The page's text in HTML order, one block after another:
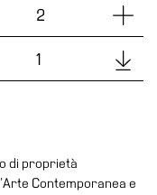
2
1
di proprietà
Contemporanea e